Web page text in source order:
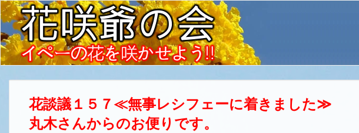
花談議１５７≪無事レシフェーに着きました≫
丸木さんからのお便りです。